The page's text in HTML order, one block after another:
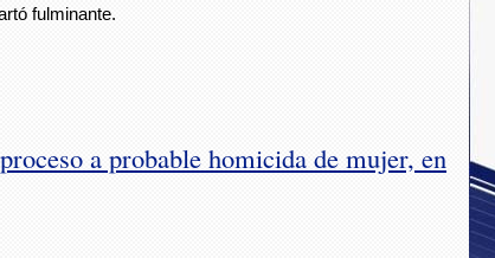
fulminante.
a probable homicida de mujer, en